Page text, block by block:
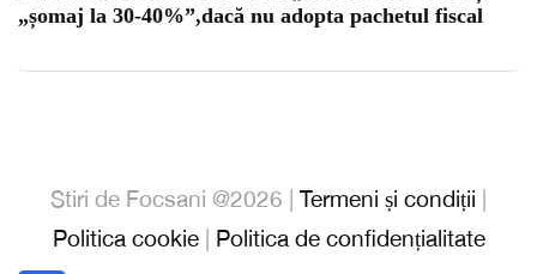
„șomaj la 30-40%”,dacă nu adopta pachetul fiscal
Stiri de Focsani @2026 | Termeni și condiții
Politica cookie| Politica de confidențialitate